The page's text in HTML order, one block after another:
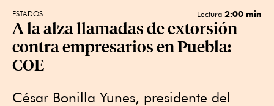
ESTADOS Lectura 2:00 min
A la alza llamadas de extorsión
contra empresarios en Puebla:
COE
César Bonilla Yunes, presidente del